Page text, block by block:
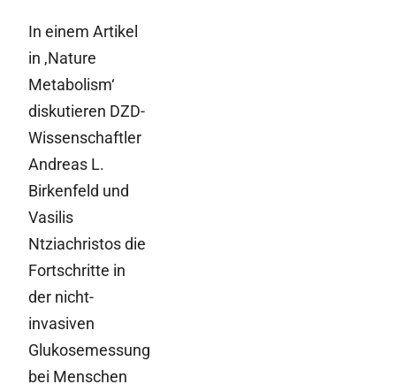
In einem Artikel
in ‚Nature
Metabolism‘
diskutieren DZD-
Wissenschaftler
Andreas L.
Birkenfeld und
Vasilis
Ntziachristos die
Fortschritte in
der nicht-
invasiven
Glukosemessung
bei Menschen